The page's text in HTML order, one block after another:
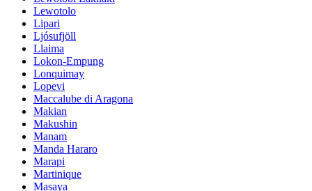
Lewotolo
Lipari
Ljósufjöll
Llaima
Lokon-Empung
Lonquimay
Lopevi
Maccalube di Aragona
Makian
Makushin
Manam
Manda Hararo
Marapi
Martinique
Masaya